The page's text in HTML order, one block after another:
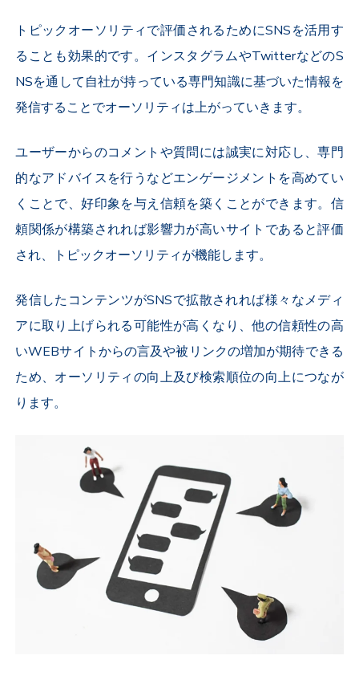
トピックオーソリティで評価されるためにSNSを活用す
ることも効果的です。インスタグラムやTwitterなどのS
NSを通して自社が持っている専門知識に基づいた情報を
発信することでオーソリティは上がっていきます。
ユーザーからのコメントや質問には誠実に対応し、専門
的なアドバイスを行うなどエンゲージメントを高めてい
くことで、好印象を与え信頼を築くことができます。信
頼関係が構築されれば影響力が高いサイトであると評価
され、トピックオーソリティが機能します。
発信したコンテンツがSNSで拡散されれば様々なメディ
アに取り上げられる可能性が高くなり、他の信頼性の高
いWEBサイトからの言及や被リンクの増加が期待できる
ため、オーソリティの向上及び検索順位の向上につなが
ります。